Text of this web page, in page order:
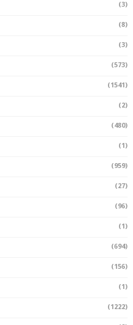
(3)
(8)
(3)
(573)
(1541)
(2)
(480)
(1)
(959)
(27)
(96)
(1)
(694)
(156)
(1)
(1222)